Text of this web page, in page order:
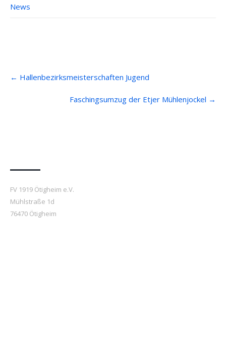
News
navigation
← Hallenbezirksmeisterschaften Jugend
Faschingsumzug der Etjer Mühlenjockel →
FV 1919 Ötigheim e.V.
Mühlstraße 1d
76470 Ötigheim